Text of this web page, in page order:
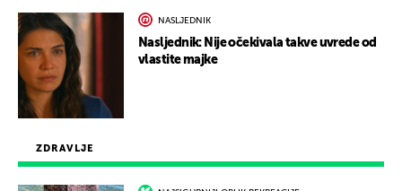
ZDRAVLJE
NASLJEDNIK
Nasljednik: Nije očekivala takve uvrede od
vlastite majke